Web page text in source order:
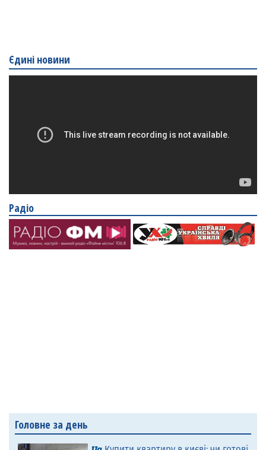
Єдині новини
Радіо
Головне за день